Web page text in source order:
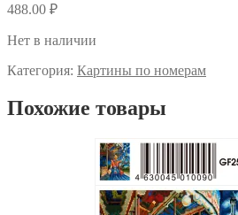
488.00 ₽
Нет в наличии
Категория: Картины по номерам
Похожие товары